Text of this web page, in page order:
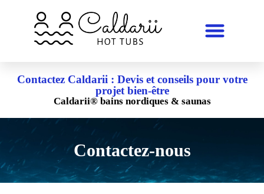
Contactez Caldarii : Devis et conseils pour votre
projet bien-être
Caldarii® bains nordiques & saunas
Contactez-nous